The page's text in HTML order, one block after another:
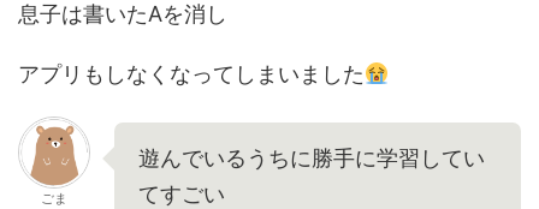
息子は書いたAを消し
アプリもしなくなってしまいました
ごま
遊んでいるうちに勝手に学習してい
てすごい